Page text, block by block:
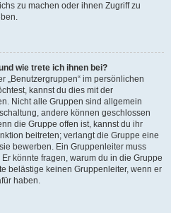
zu machen oder ihnen Zugriff zu
wie trete ich ihnen bei?
„Benutzergruppen“ im persönlichen
kannst du dies mit der
Nicht alle Gruppen sind allgemein
andere können geschlossen
die Gruppe offen ist, kannst du ihr
beitreten; verlangt die Gruppe eine
bewerben. Ein Gruppenleiter muss
könnte fragen, warum du in die Gruppe
belästige keinen Gruppenleiter, wenn er
haben.